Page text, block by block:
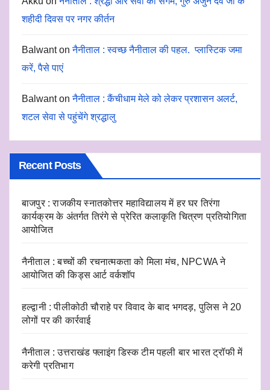
शहीदी दिवस पर नगर कीर्तन
Balwantonनैनीताल : स्वच्छ नैनीताल की पहल. प्लास्टिक जमा
करें, पैसे पाएं
Balwantonनैनीताल : कैंचीधाम मेले को लेकर प्रशासन अलर्ट,
शटल सेवा से पहुंचेंगे श्रद्धालु
Recent Posts
बाजपुर : राजकीय स्नातकोत्तर महाविद्यालय में हर घर तिरंगा
कार्यक्रम के अंतर्गत तिरंगे से प्रेरित कलाकृति चित्रण प्रतियोगिता
आयोजित
नैनीताल : बच्चों की रचनात्मकता को मिला मंच, NPCWA ने
आयोजित की किड्स आर्ट वर्कशॉप
हल्द्वानी : पीलीकोठी चौराहे पर विवाद के बाद भगदड़, पुलिस ने 20
लोगों पर की कार्रवाई
नैनीताल : उत्तराखंड फ्लाइंग डिस्क टीम पहली बार भारत ट्रॉफी में
करेगी प्रतिभाग